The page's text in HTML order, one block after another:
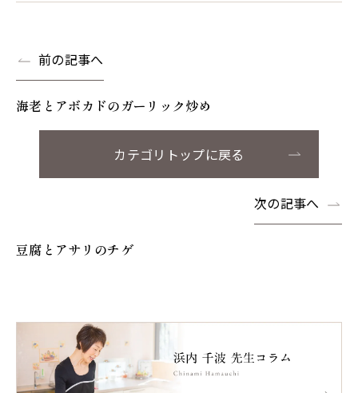
前の記事へ
海老とアボカドのガーリック炒め
カテゴリトップに戻る
次の記事へ
豆腐とアサリのチゲ